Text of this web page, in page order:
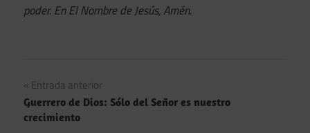
poder. En El Nombre de Jesús, Amén.
Navegación
de
Entrada anterior
Guerrero de Dios: Sólo del Señor es nuestro
crecimiento